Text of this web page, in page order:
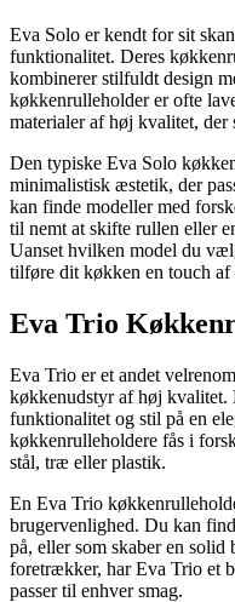
Eva Solo er kendt for sit
funktionalitet. Deres
kombinerer stilfuldt design
køkkenrulleholder er ofte
materialer af høj kvalitet, der
Den typiske Eva Solo
minimalistisk æstetik, der
kan finde modeller med
til nemt at skifte rullen eller
Uanset hvilken model du
tilføre dit køkken en touch af
Eva Trio
Eva Trio er et andet
køkkenudstyr af høj kvalitet.
funktionalitet og stil på en
køkkenrulleholdere fås i
stål, træ eller plastik.
En Eva Trio
brugervenlighed. Du kan
på, eller som skaber en
foretrækker, har Eva Trio et
passer til enhver smag.